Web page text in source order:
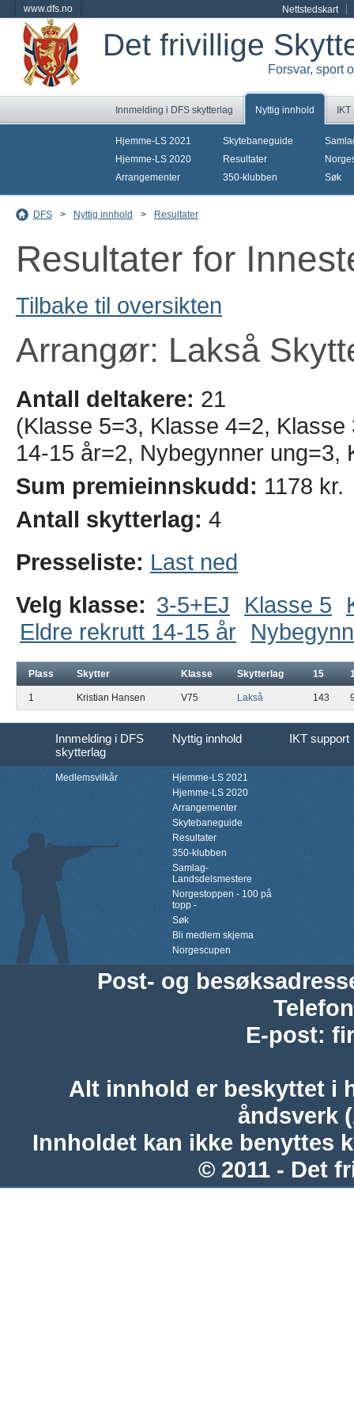
www.dfs.no Nettstedskart
Det frivillige
Forsvar, sport
Innmelding i DFS skytterlag Nyttig innhold
Hjemme-LS 2021
Hjemme-LS 2020
Arrangementer
Skytebaneguide
Resultater
350-klubben
Søk
DFS > Nyttig innhold > Resultater
Resultater for
Tilbake til oversikten
Arrangør: Lakså
Antall deltakere: 21
(Klasse 5=3, Klasse 4=2,
14-15 år=2, Nybegynner ung=3,
Sum premieinnskudd: 1178 kr.
Antall skytterlag: 4
Presseliste: Last ned
Velg klasse: 3-5+EJ Klasse 5
Eldre rekrutt 14-15 år
Plass Skytter Klasse Skytterlag 15
1 Kristian Hansen V75 Lakså 143
Innmelding i DFS
skytterlag
Nyttig innhold IKT support
Medlemsvilkår
Hjemme-LS 2021
Hjemme-LS 2020
Arrangementer
Skytebaneguide
Resultater
350-klubben
Samlag-
Landsdelsmestere
Norgestoppen - 100 på
topp -
Søk
Bli medlem skjema
Norgescupen
Post- og
Telefon
E-post:
Alt innhold er beskyttet i
åndsverk
Innholdet kan ikke benyttes
© 2011 - Det